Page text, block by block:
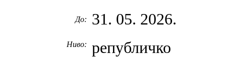
До: 31. 05. 2026.
Ниво: републичко